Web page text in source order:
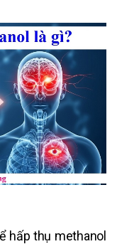
hấp thụ methanol